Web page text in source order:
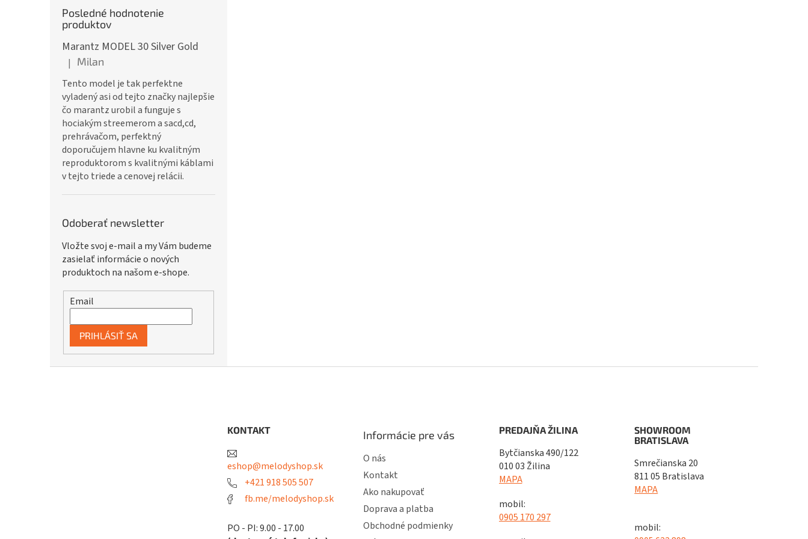
Posledné hodnotenie
produktov
Marantz MODEL 30 Silver Gold
Hodnotenie produktu je 5 z 5 hviezdičiek.
| Milan
Tento model je tak perfektne
vyladený asi od tejto značky najlepšie
čo marantz urobil a funguje s
hociakým streemerom a sacd,cd,
prehrávačom, perfektný
doporučujem hlavne ku kvalitným
reproduktorom s kvalitnými káblami
v tejto triede a cenovej relácii.
Odoberať newsletter
Vložte svoj e-mail a my Vám budeme
zasielať informácie o nových
produktoch na našom e-shope.
Email
PRIHLÁSIŤ SA
KONTAKT
eshop@melodyshop.sk
+421 918 505 507
fb.me/melodyshop.sk
PO - PI: 9.00 - 17.00
Informácie pre vás
O nás
Kontakt
Ako nakupovať
Doprava a platba
Obchodné podmienky
PREDAJŇA ŽILINA
Bytčianska 490/122
010 03 Žilina
MAPA
mobil:
0905 170 297
SHOWROOM
BRATISLAVA
Smrečianska 20
811 05 Bratislava
MAPA
mobil: